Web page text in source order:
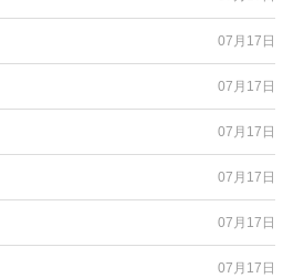
07月17日
07月17日
07月17日
07月17日
07月17日
07月17日